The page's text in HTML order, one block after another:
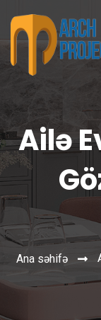
Ailə
Ana səhifə